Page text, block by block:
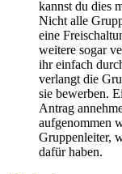
kannst du dies
Nicht alle
eine
weitere sogar
ihr einfach
verlangt die
sie bewerben.
Antrag
aufgenommen
Gruppenleiter,
dafür haben.